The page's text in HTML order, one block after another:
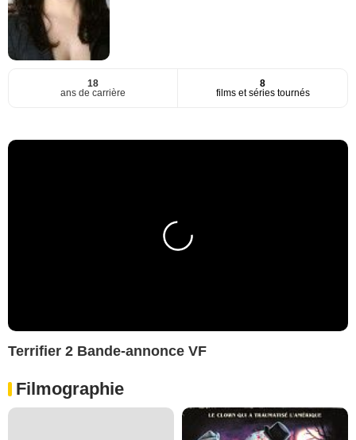
18
ans de carrière
8
films et séries tournés
Terrifier 2 Bande-annonce VF
Filmographie